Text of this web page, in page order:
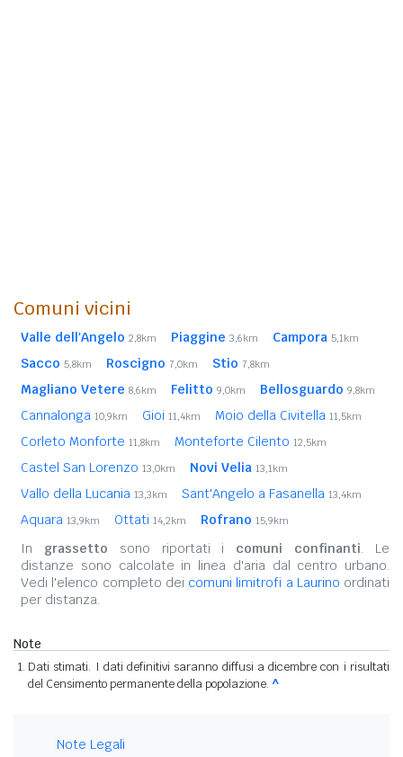
Comuni vicini
Valle dell'Angelo 2,8km Piaggine 3,6km Campora 5,1km
Sacco 5,8km Roscigno 7,0km Stio 7,8km
Magliano Vetere 8,6km Felitto 9,0km Bellosguardo 9,8km
Cannalonga 10,9km Gioi 11,4km Moio della Civitella 11,5km
Corleto Monforte 11,8km Monteforte Cilento 12,5km
Castel San Lorenzo 13,0km Novi Velia 13,1km
Vallo della Lucania 13,3km Sant'Angelo a Fasanella 13,4km
Aquara 13,9km Ottati 14,2km Rofrano 15,9km
In grassetto sono riportati i comuni confinanti. Le
distanze sono calcolate in linea d'aria dal centro urbano.
Vedi l'elenco completo dei comuni limitrofi a Laurino ordinati
per distanza.
Note
Dati stimati. I dati definitivi saranno diffusi a dicembre con i risultati
del Censimento permanente della popolazione. ^
Note Legali